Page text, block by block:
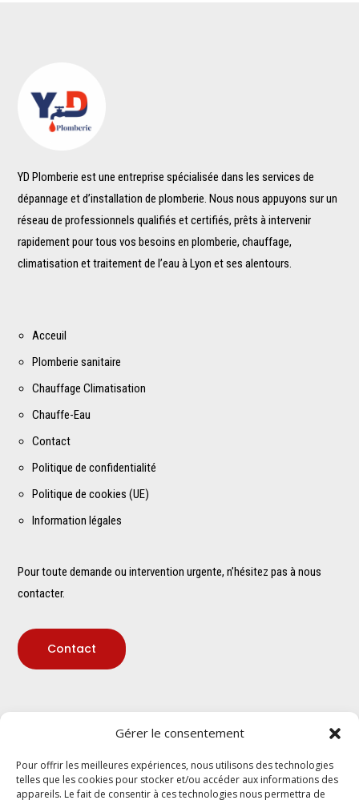
Gérer le consentement
Pour offrir les meilleures expériences, nous utilisons des technologies
telles que les cookies pour stocker et/ou accéder aux informations des
appareils. Le fait de consentir à ces technologies nous permettra de
YD Plomberie est une entreprise spécialisée dans les services de
dépannage et d’installation de plomberie. Nous nous appuyons sur un
réseau de professionnels qualifiés et certifiés, prêts à intervenir
rapidement pour tous vos besoins en plomberie, chauffage,
climatisation et traitement de l’eau à Lyon et ses alentours.
Acceuil
Plomberie sanitaire
Chauffage Climatisation
Chauffe-Eau
Contact
Politique de confidentialité
Politique de cookies (UE)
Information légales
Pour toute demande ou intervention urgente, n’hésitez pas à nous
contacter.
Contact